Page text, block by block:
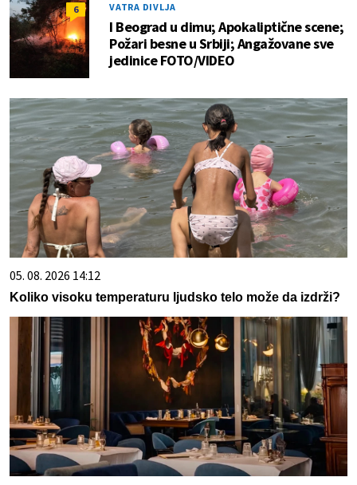
6 VATRA DIVLJA
I Beograd u dimu; Apokaliptične scene;
Požari besne u Srbiji; Angažovane sve
jedinice FOTO/VIDEO
05. 08. 2026 14:12
Koliko visoku temperaturu ljudsko telo može da izdrži?